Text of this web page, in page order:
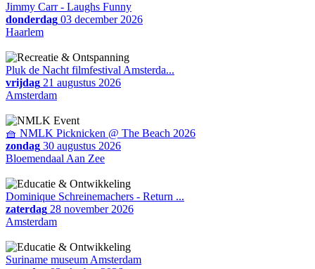
Jimmy Carr - Laughs Funny
donderdag 03 december 2026
Haarlem
Pluk de Nacht filmfestival Amsterda...
vrijdag 21 augustus 2026
Amsterdam
🧺 NMLK Picknicken @ The Beach 2026
zondag 30 augustus 2026
Bloemendaal Aan Zee
Dominique Schreinemachers - Return ...
zaterdag 28 november 2026
Amsterdam
Suriname museum Amsterdam